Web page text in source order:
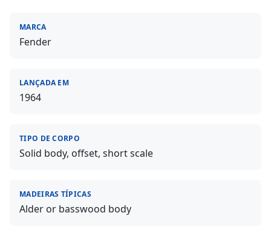
MARCA
Fender
LANÇADA EM
1964
TIPO DE CORPO
Solid body, offset, short scale
MADEIRAS TÍPICAS
Alder or basswood body